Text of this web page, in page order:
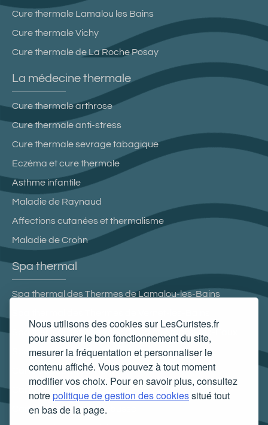
Nous utilisons des cookies sur LesCuristes.fr
pour assurer le bon fonctionnement du site,
mesurer la fréquentation et personnaliser le
contenu affiché. Vous pouvez à tout moment
modifier vos choix. Pour en savoir plus, consultez
notrepolitique de gestion des cookiessitué tout
en bas de la page.
Cure thermale Lamalou les Bains
Cure thermale Vichy
Cure thermale de La Roche Posay
La médecine thermale
Cure thermale arthrose
Cure thermale anti-stress
Cure thermale sevrage tabagique
Eczéma et cure thermale
Asthme infantile
Maladie de Raynaud
Affections cutanées et thermalisme
Maladie de Crohn
Spa thermal
Spa thermal des Thermes de Lamalou-les-Bains
Spa thermal des Thermes de Saint-Amand-les-Eaux
Spa thermal des Thermes de Cransac
Carte cadeau spa Vichy
Carte cadeau spa Bagnoles-de-l'Orne
Carte cadeau spa Saubusse